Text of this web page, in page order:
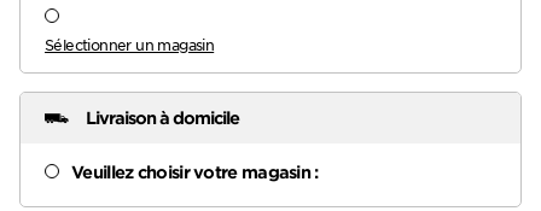
Sélectionner un magasin
Livraison à domicile
Veuillez choisir votre magasin :